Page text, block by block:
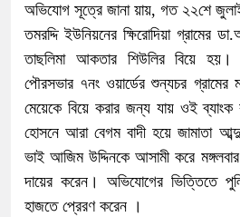
অভিযোগ সূত্রে জানা য়ায়, গত ২২শে জুলাই
তমরদ্দি ইউনিয়নের ক্ষিরোদিয়া গ্রামের
তাছলিমা আকতার শিউলির বিয়ে
পৌরসভার ৭নং ওয়ার্ডের শুন্যচর গ্রামের
মেয়েকে বিয়ে করার জন্য যায় ওই ব্যাংক
হোসনে আরা বেগম বাদী হয়ে জামাতা
ভাই আজিম উদ্দিনকে আসামী করে মঙ্গলবার
দায়ের করেন। অভিযোগের ভিত্তিতে
হাজতে প্রেরণ করেন ।